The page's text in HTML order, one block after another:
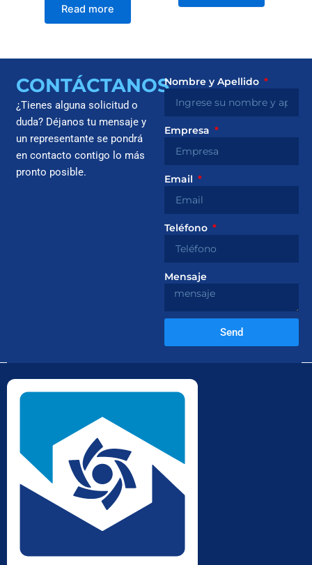
Read more
CONTÁCTANOS
¿Tienes alguna solicitud o
duda? Déjanos tu mensaje y
un representante se pondrá
en contacto contigo lo más
pronto posible.
Nombre y Apellido
Empresa
Email
Teléfono
Mensaje
Send